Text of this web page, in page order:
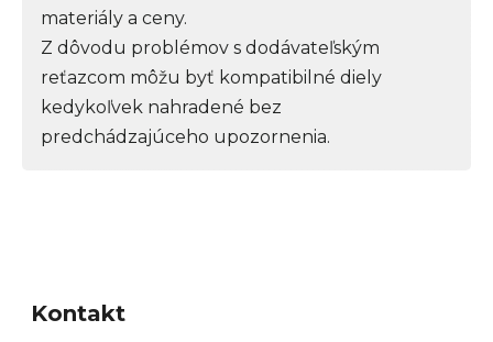
materiály a ceny.
Z dôvodu problémov s dodávateľským
reťazcom môžu byť kompatibilné diely
kedykoľvek nahradené bez
predchádzajúceho upozornenia.
Kontakt